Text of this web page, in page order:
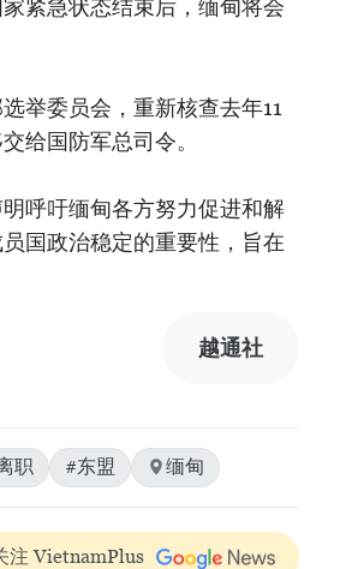
紧急状态结束后，缅甸将会
举委员会，重新核查去年11
给国防军总司令。
呼吁缅甸各方努力促进和解
国政治稳定的重要性，旨在
越通社
职 #东盟 缅甸
注 VietnamPlus